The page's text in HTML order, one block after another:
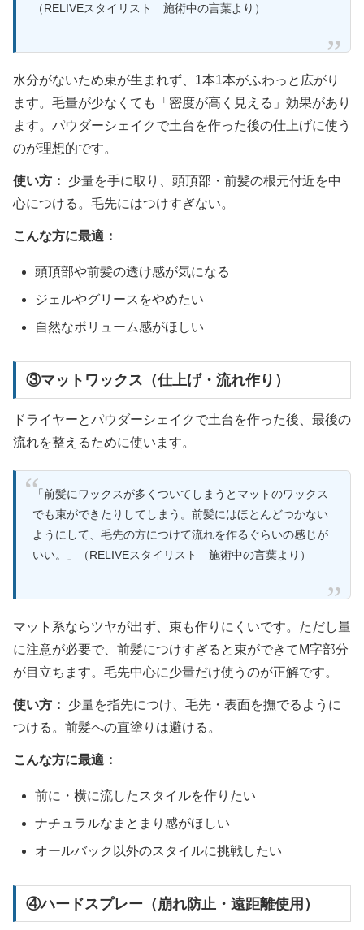
（RELIVEスタイリスト 施術中の言葉より）
水分がないため束が生まれず、1本1本がふわっと広がり
ます。毛量が少なくても「密度が高く見える」効果があり
ます。パウダーシェイクで土台を作った後の仕上げに使う
のが理想的です。
使い方：
少量を手に取り、頭頂部・前髪の根元付近を中
心につける。毛先にはつけすぎない。
こんな方に最適：
頭頂部や前髪の透け感が気になる
ジェルやグリースをやめたい
自然なボリューム感がほしい
③マットワックス（仕上げ・流れ作り）
ドライヤーとパウダーシェイクで土台を作った後、最後の
流れを整えるために使います。
「前髪にワックスが多くついてしまうとマットのワックス
でも束ができたりしてしまう。前髪にはほとんどつかない
ようにして、毛先の方につけて流れを作るぐらいの感じが
いい。」（RELIVEスタイリスト 施術中の言葉より）
マット系ならツヤが出ず、束も作りにくいです。ただし量
に注意が必要で、前髪につけすぎると束ができてM字部分
が目立ちます。毛先中心に少量だけ使うのが正解です。
使い方：
少量を指先につけ、毛先・表面を撫でるように
つける。前髪への直塗りは避ける。
こんな方に最適：
前に・横に流したスタイルを作りたい
ナチュラルなまとまり感がほしい
オールバック以外のスタイルに挑戦したい
④ハードスプレー（崩れ防止・遠距離使用）